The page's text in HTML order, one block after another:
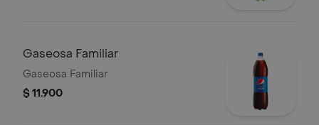
Gaseosa Familiar
Gaseosa Familiar
$ 11.900